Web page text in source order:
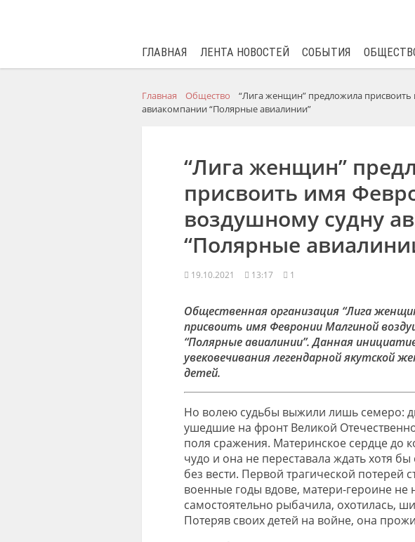
ГЛАВНАЯ ЛЕНТА НОВОСТЕЙ СОБЫТИЯ
Главная Общество
“Лига женщин” предложила
авиакомпании “Полярные авиалинии”
“Лига женщин”
присвоить имя
воздушному судну
“Полярные
19.10.2021 13:17 1
Общественная организация “Лига
присвоить имя Февронии Малгиной
“Полярные авиалинии”. Данная
увековечивания легендарной якутской
детей.
Но волею судьбы выжили лишь семеро:
ушедшие на фронт Великой
поля сражения. Материнское сердце до
чудо и она не переставала ждать хотя
без вести. Первой трагической потерей
военные годы вдове, матери-героине не
самостоятельно рыбачила, охотилась,
Потеряв своих детей на войне, она